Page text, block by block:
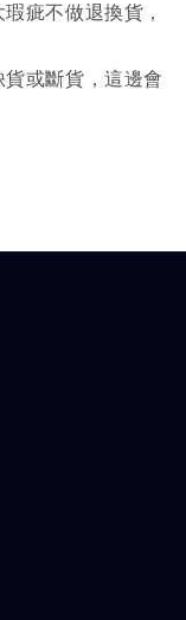
疵不做退換貨，
或斷貨，這邊會